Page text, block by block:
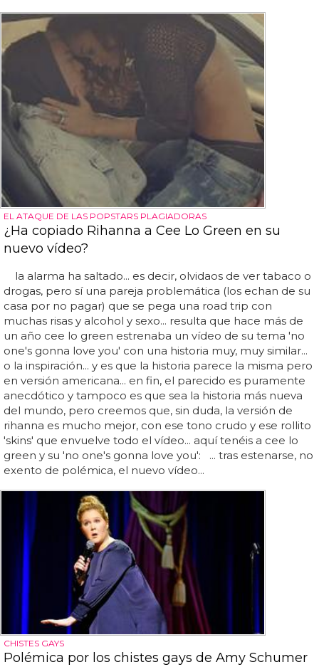
EL ATAQUE DE LAS POPSTARS PLAGIADORAS
¿Ha copiado Rihanna a Cee Lo Green en su
nuevo vídeo?
la alarma ha saltado... es decir, olvidaos de ver tabaco o
drogas, pero sí una pareja problemática (los echan de su
casa por no pagar) que se pega una road trip con
muchas risas y alcohol y sexo... resulta que hace más de
un año cee lo green estrenaba un vídeo de su tema 'no
one's gonna love you' con una historia muy, muy similar...
o la inspiración... y es que la historia parece la misma pero
en versión americana... en fin, el parecido es puramente
anecdótico y tampoco es que sea la historia más nueva
del mundo, pero creemos que, sin duda, la versión de
rihanna es mucho mejor, con ese tono crudo y ese rollito
'skins' que envuelve todo el vídeo... aquí tenéis a cee lo
green y su 'no one's gonna love you': ... tras estenarse, no
exento de polémica, el nuevo vídeo...
CHISTES GAYS
Polémica por los chistes gays de Amy Schumer